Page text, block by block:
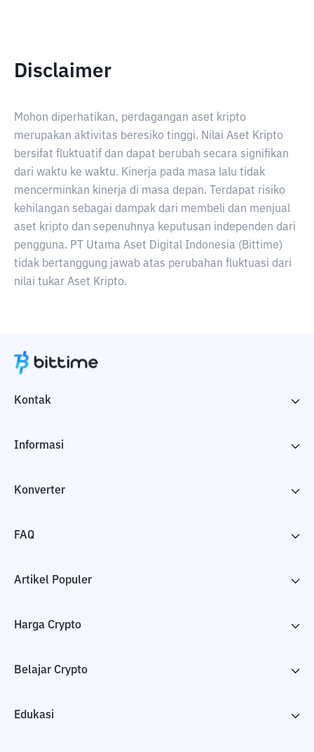
Disclaimer
Mohon diperhatikan, perdagangan aset kripto
merupakan aktivitas beresiko tinggi. Nilai Aset Kripto
bersifat fluktuatif dan dapat berubah secara signifikan
dari waktu ke waktu. Kinerja pada masa lalu tidak
mencerminkan kinerja di masa depan. Terdapat risiko
kehilangan sebagai dampak dari membeli dan menjual
aset kripto dan sepenuhnya keputusan independen dari
pengguna. PT Utama Aset Digital Indonesia (Bittime)
tidak bertanggung jawab atas perubahan fluktuasi dari
nilai tukar Aset Kripto.
Kontak
Informasi
Konverter
FAQ
Artikel Populer
Harga Crypto
Belajar Crypto
Edukasi